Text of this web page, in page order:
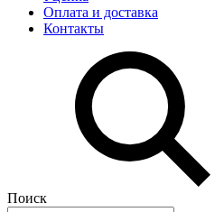
Оплата и доставка
Контакты
Поиск